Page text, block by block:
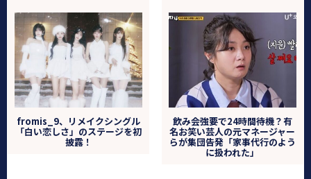
fromis_9、リメイクシングル
「白い恋しさ」のステージを初
披露！
飲み会強要で24時間待機？有
名お笑い芸人の元マネージャー
らが集団告発「家事代行のよう
に扱われた」